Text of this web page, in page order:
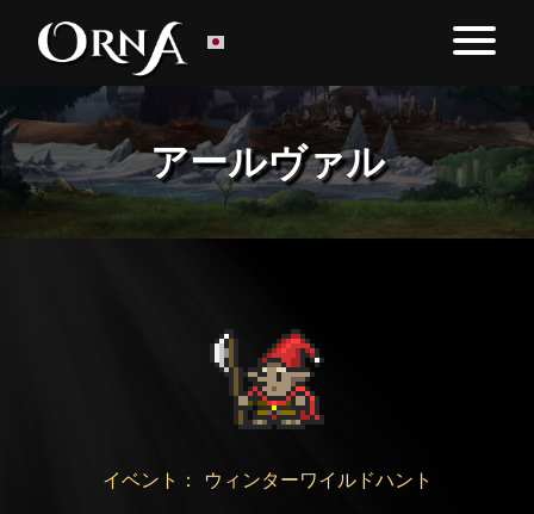
アールヴァル
イベント： ウィンターワイルドハント